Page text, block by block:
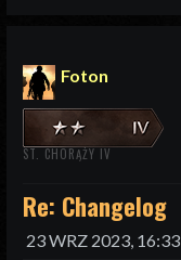
Foton
ST. CHORĄŻY IV
Re: Changelog
23 WRZ 2023, 16:33